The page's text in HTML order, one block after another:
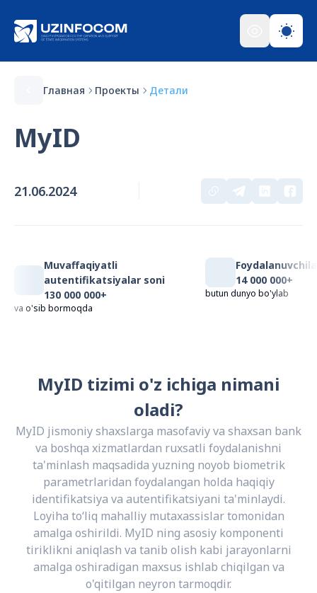
Главная Проекты Детали
MyID
21.06.2024
Muvaffaqiyatli
autentifikatsiyalar soni
130 000 000+
va o'sib bormoqda
14 000 000+
butun dunyo bo'ylab
MyID tizimi o'z ichiga nimani
oladi?
MyID jismoniy shaxslarga masofaviy va shaxsan bank
va boshqa xizmatlardan ruxsatli foydalanishni
ta'minlash maqsadida yuzning noyob biometrik
parametrlaridan foydalangan holda haqiqiy
identifikatsiya va autentifikatsiyani ta'minlaydi.
Loyiha to‘liq mahalliy mutaxassislar tomonidan
amalga oshirildi. MyID ning asosiy komponenti
tiriklikni aniqlash va tanib olish kabi jarayonlarni
amalga oshiradigan maxsus ishlab chiqilgan va
o'qitilgan neyron tarmoqdir.